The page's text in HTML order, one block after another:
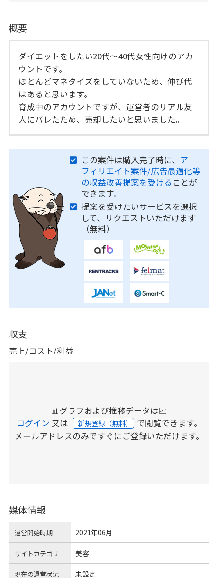
概要
ダイエットをしたい20代〜40代女性向けのアカ
ウントです。
ほとんどマネタイズをしていないため、伸び代
はあると思います。
育成中のアカウントですが、運営者のリアル友
人にバレたため、売却したいと思いました。
この案件は購入完了時に、 ア
フィリエイト案件/広告最適化等
の収益改善提案を受ける ことが
できます。
提案を受けたいサービスを選択
して、リクエストいただけます
（無料）
収支
売上/コスト/利益
📊グラフおよび推移データは📈
ログイン 又は 新規登録（無料） で閲覧できます。
メールアドレスのみですぐにご登録いただけます。
媒体情報
運営開始時期 2021年06月
サイトカテゴリ 美容
現在の運営状況 未設定